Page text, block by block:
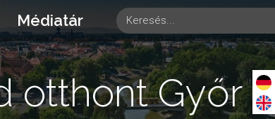
Médiatár
otthont Győr –